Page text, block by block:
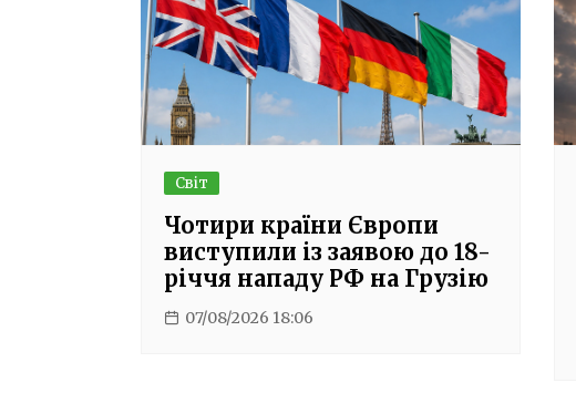
Світ
Чотири країни Європи
виступили із заявою до 18-
річчя нападу РФ на Грузію
07/08/2026 18:06